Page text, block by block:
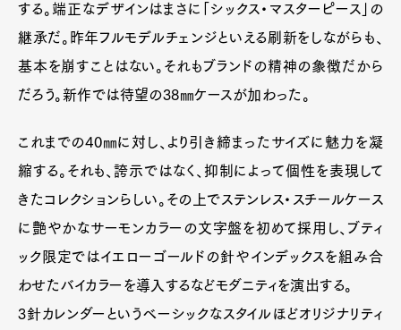
する。端正なデザインはまさに「シックス・マスターピース」の
継承だ。昨年フルモデルチェンジといえる刷新をしながらも、
基本を崩すことはない。それもブランドの精神の象徴だから
だろう。新作では待望の38㎜ケースが加わった。
これまでの40㎜に対し、より引き締まったサイズに魅力を凝
縮する。それも、誇示ではなく、抑制によって個性を表現して
きたコレクションらしい。その上でステンレス・スチールケース
に艶やかなサーモンカラーの文字盤を初めて採用し、ブティ
ック限定ではイエローゴールドの針やインデックスを組み合
わせたバイカラーを導入するなどモダニティを演出する。
3針カレンダーというベーシックなスタイルほどオリジナリティ